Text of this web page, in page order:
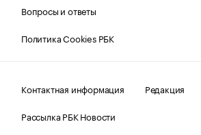
Вопросы и ответы
Политика Cookies РБК
Контактная информация
Редакция
Рассылка РБК Новости